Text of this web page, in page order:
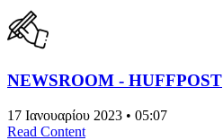
NEWSROOM - HUFFPOST
17 Ιανουαρίου 2023 • 05:07
Read Content